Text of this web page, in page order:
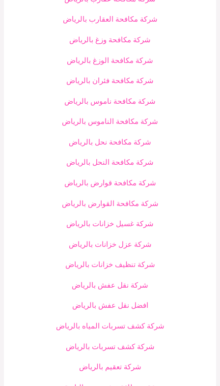
شركة مكافحة العقارب بالرياض
شركة مكافحة وزغ بالرياض
شركة مكافحة الوزغ بالرياض
شركة مكافحة فئران بالرياض
شركة مكافحة ناموس بالرياض
شركة مكافحة الناموس بالرياض
شركة مكافحة نحل بالرياض
شركة مكافحة النحل بالرياض
شركة مكافحة قوارض بالرياض
شركة مكافحة القوارض بالرياض
شركة غسيل خزانات بالرياض
شركة عزل خزانات بالرياض
شركة تنظيف خزانات بالرياض
شركة نقل عفش بالرياض
افضل نقل عفش بالرياض
شركة كشف تسربات المياه بالرياض
شركة كشف تسربات بالرياض
شركة تعقيم بالرياض